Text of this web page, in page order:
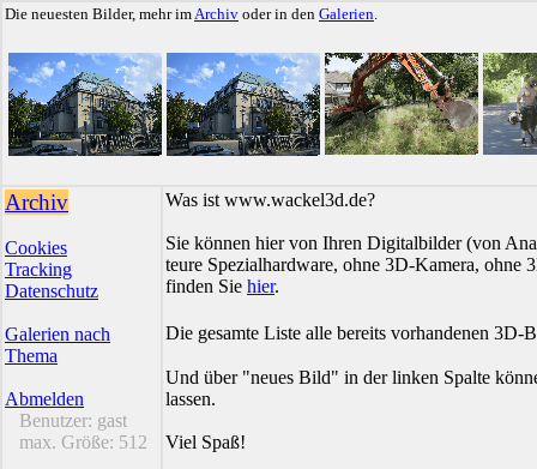
Die neuesten Bilder, mehr imArchiv oder in den Galerien.
Archiv
Cookies
Tracking
Datenschutz
Galerien nach
Thema
Abmelden
Benutzer: gast
max. Größe: 512
Was ist www.wackel3d.de?
Sie können hier von Ihren Digitalbilder (von
teure Spezialhardware, ohne 3D-Kamera,
finden Sie hier.
Die gesamte Liste alle bereits vorhandenen
Und über "neues Bild" in der linken Spalte
lassen.
Viel Spaß!